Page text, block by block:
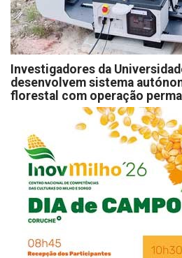
Investigadores da
desenvolvem sistema
florestal com operação